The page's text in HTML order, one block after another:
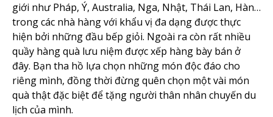
giới như Pháp, Ý, Australia, Nga, Nhật, Thái Lan, Hàn…
trong các nhà hàng với khẩu vị đa dạng được thực
hiện bởi những đầu bếp giỏi. Ngoài ra còn rất nhiều
quầy hàng quà lưu niệm được xếp hàng bày bán ở
đây. Bạn tha hồ lựa chọn những món độc đáo cho
riêng mình, đồng thời đừng quên chọn một vài món
quà thật đặc biệt để tặng người thân nhân chuyến du
lịch của mình.